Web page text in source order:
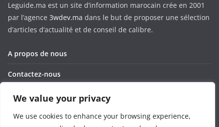
We value your privacy
We use cookies to enhance your browsing experience,
Leguide.ma est un site d’information marocain crée en 2001
par l’agence 3wdev.ma dans le but de proposer une sélection
d’articles d’actualité et de conseil de calibre.
A propos de nous
Contactez-nous
Corporate
Privacy Policy